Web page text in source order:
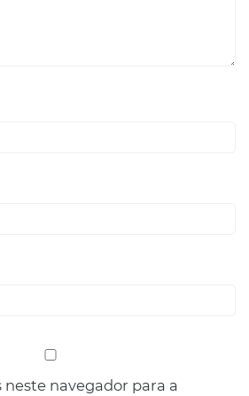
neste navegador para a